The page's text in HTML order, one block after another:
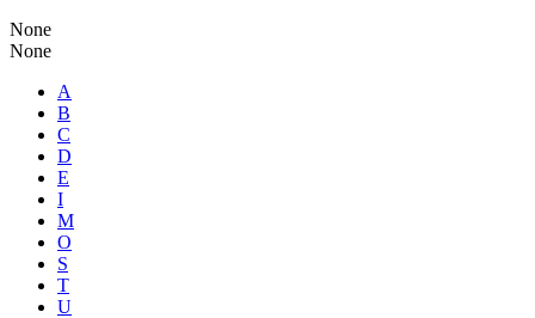
None
None
A
B
C
D
E
I
M
O
S
T
U